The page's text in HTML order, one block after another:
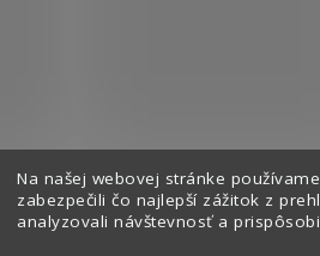
Na našej webovej stránke
zabezpečili čo najlepší zážitok z
analyzovali návštevnosť a
Sledovať na Instagrame